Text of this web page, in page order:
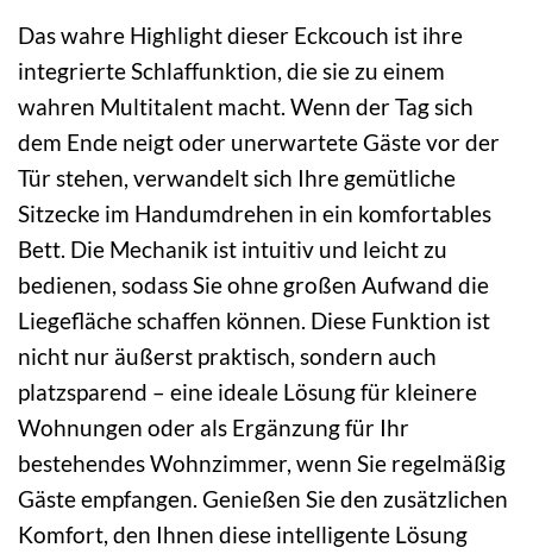
Das wahre Highlight dieser Eckcouch ist ihre
integrierte Schlaffunktion, die sie zu einem
wahren Multitalent macht. Wenn der Tag sich
dem Ende neigt oder unerwartete Gäste vor der
Tür stehen, verwandelt sich Ihre gemütliche
Sitzecke im Handumdrehen in ein komfortables
Bett. Die Mechanik ist intuitiv und leicht zu
bedienen, sodass Sie ohne großen Aufwand die
Liegefläche schaffen können. Diese Funktion ist
nicht nur äußerst praktisch, sondern auch
platzsparend – eine ideale Lösung für kleinere
Wohnungen oder als Ergänzung für Ihr
bestehendes Wohnzimmer, wenn Sie regelmäßig
Gäste empfangen. Genießen Sie den zusätzlichen
Komfort, den Ihnen diese intelligente Lösung